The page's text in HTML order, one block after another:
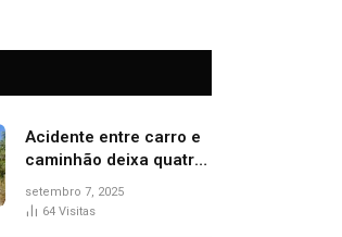
Acidente entre carro e
caminhão deixa quatro
pessoas feridas e uma
mulher morta na TO-
setembro 7, 2025
64 Visitas